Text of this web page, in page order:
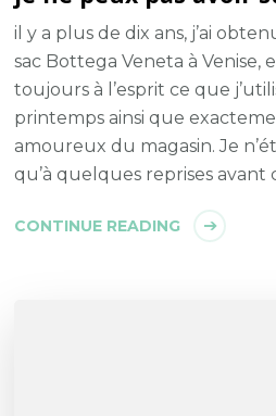
il y a plus de dix ans, j’ai
sac Bottega Veneta à Venise,
toujours à l’esprit ce que
printemps ainsi que
amoureux du magasin. Je
qu’à quelques reprises avant
CONTINUE READING